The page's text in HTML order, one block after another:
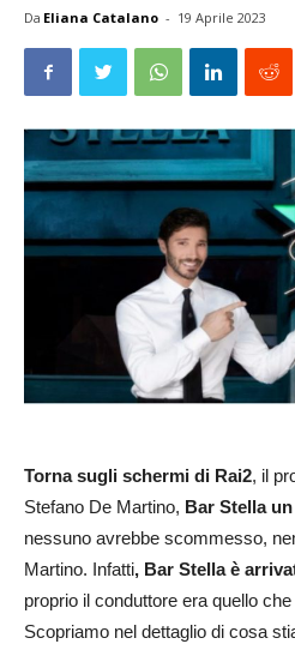
Da Eliana Catalano - 19 Aprile 2023
Torna sugli schermi di Rai2, il
Stefano De Martino, Bar Stella
nessuno avrebbe scommesso,
Martino. Infatti, Bar Stella è
proprio il conduttore era quello
Scopriamo nel dettaglio di cosa